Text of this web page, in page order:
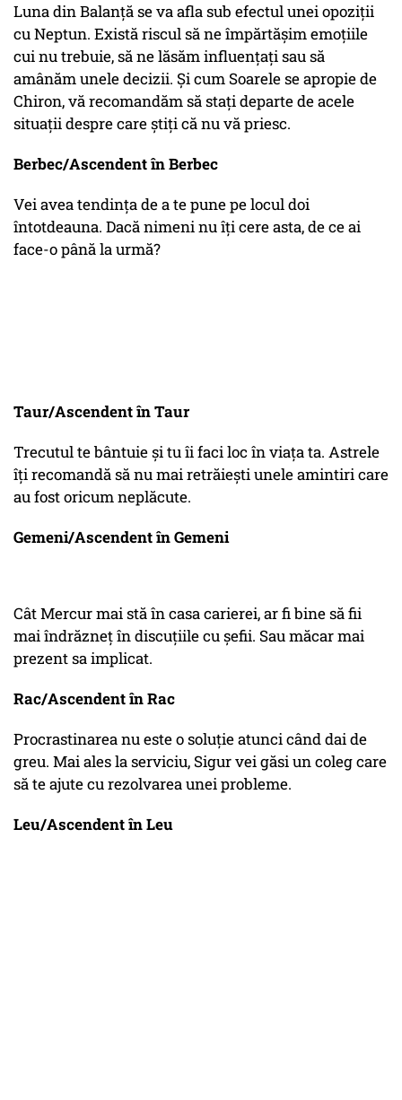
Luna din Balanță se va afla sub efectul unei opoziții
cu Neptun. Există riscul să ne împărtășim emoțiile
cui nu trebuie, să ne lăsăm influențați sau să
amânăm unele decizii. Și cum Soarele se apropie de
Chiron, vă recomandăm să stați departe de acele
situații despre care știți că nu vă priesc.
Berbec/Ascendent în Berbec
Vei avea tendința de a te pune pe locul doi
întotdeauna. Dacă nimeni nu îți cere asta, de ce ai
face-o până la urmă?
Taur/Ascendent în Taur
Trecutul te bântuie și tu îi faci loc în viața ta. Astrele
îți recomandă să nu mai retrăiești unele amintiri care
au fost oricum neplăcute.
Gemeni/Ascendent în Gemeni
Cât Mercur mai stă în casa carierei, ar fi bine să fii
mai îndrăzneț în discuțiile cu șefii. Sau măcar mai
prezent sa implicat.
Rac/Ascendent în Rac
Procrastinarea nu este o soluție atunci când dai de
greu. Mai ales la serviciu, Sigur vei găsi un coleg care
să te ajute cu rezolvarea unei probleme.
Leu/Ascendent în Leu